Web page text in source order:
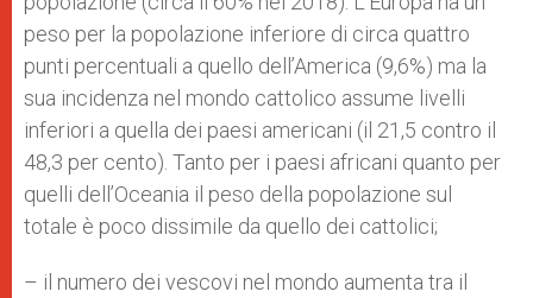
peso per la popolazione inferiore di circa quattro
punti percentuali a quello dell’America (9,6%) ma la
sua incidenza nel mondo cattolico assume livelli
inferiori a quella dei paesi americani (il 21,5 contro il
48,3 per cento). Tanto per i paesi africani quanto per
quelli dell’Oceania il peso della popolazione sul
totale è poco dissimile da quello dei cattolici;
– il numero dei vescovi nel mondo aumenta tra il